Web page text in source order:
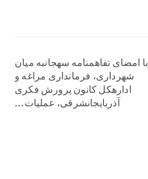
با امضای تفاهمنامه سهجانبه میان
شهرداری، فرمانداری مراغه و
ادارهکل کانون پرورش فکری
آذربایجانشرقی، عملیات...